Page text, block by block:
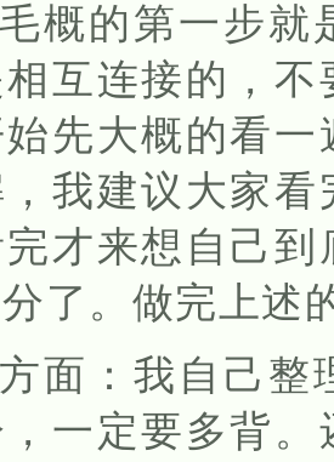
概的第一步就
互连接的，
先大概的看
我建议大家
才来想自己
了。做完上述
面：我自己整
一定要多背